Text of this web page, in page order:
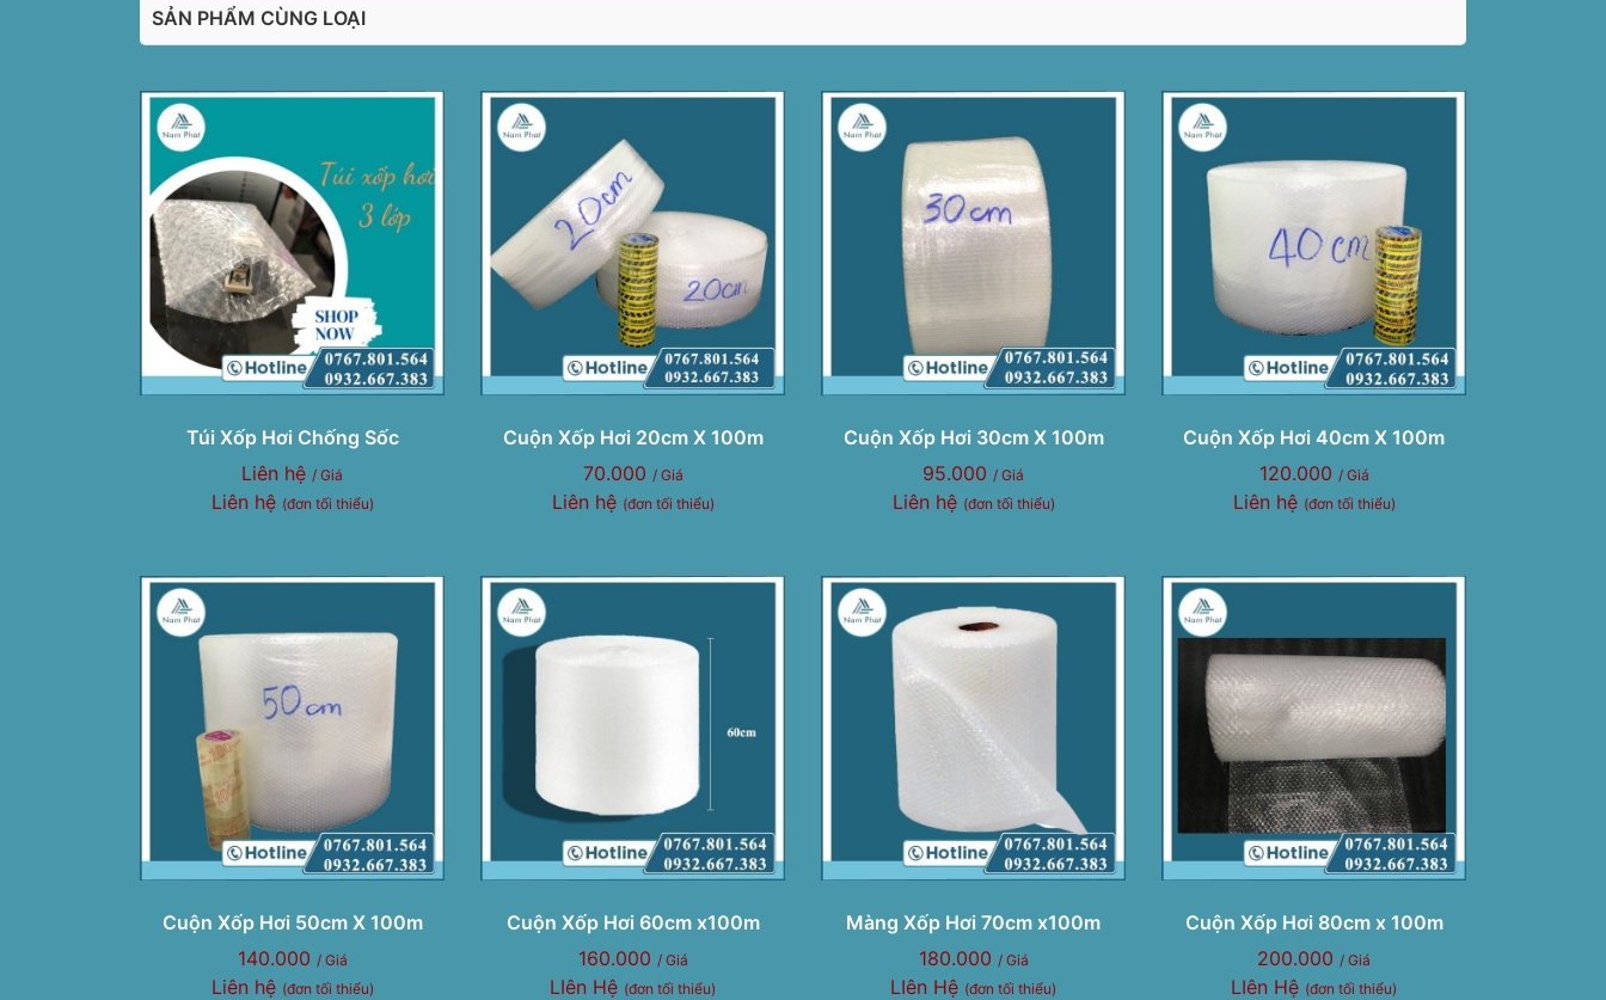
SẢN PHẨM CÙNG LOẠI
Túi Xốp Hơi Chống Sốc
Liên hệ / Giá
Liên hệ (đơn tối thiểu)
Cuộn Xốp Hơi 20cm X 100m
70.000 / Giá
Liên hệ (đơn tối thiểu)
Cuộn Xốp Hơi 30cm X 100m
95.000 / Giá
Liên hệ (đơn tối thiểu)
Cuộn Xốp Hơi 40cm X 100m
120.000 / Giá
Liên hệ (đơn tối thiểu)
Cuộn Xốp Hơi 50cm X 100m
140.000 / Giá
Liên hệ (đơn tối thiểu)
Cuộn Xốp Hơi 60cm x100m
160.000 / Giá
LIên Hệ (đơn tối thiểu)
Màng Xốp Hơi 70cm x100m
180.000 / Giá
LIên Hệ (đơn tối thiểu)
Cuộn Xốp Hơi 80cm x 100m
200.000 / Giá
LIên Hệ (đơn tối thiểu)